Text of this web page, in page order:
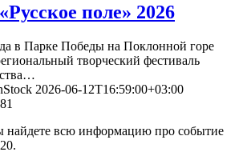
поле» 2026
в Парке Победы на Поклонной горе
творческий фестиваль
2026-06-12T16:59:00+03:00
81
найдете всю информацию про событие